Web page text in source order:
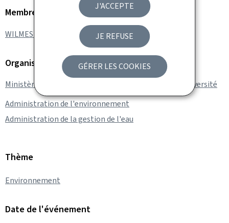
J'ACCEPTE
JE REFUSE
GÉRER LES COOKIES
Membre du gouvernement
WILMES Serge
Organisation
Ministère de l’Environnement, du Climat et de la Biodiversité
Administration de l'environnement
Administration de la gestion de l'eau
Thème
Environnement
Date de l'événement